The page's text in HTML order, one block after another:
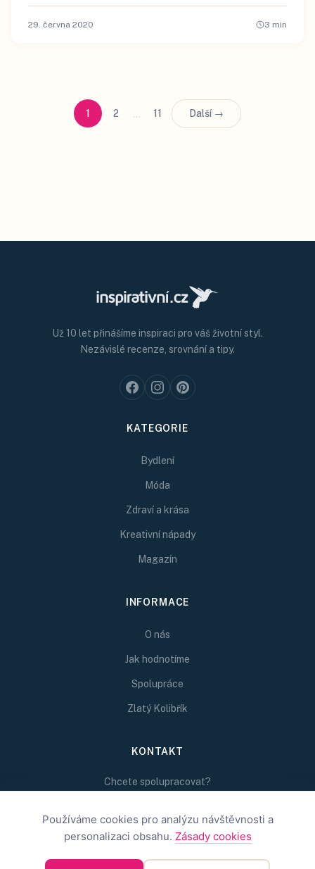
29. června 2020 3 min
1 2 … 11 Další →
Už 10 let přinášíme inspiraci pro váš životní styl.
Nezávislé recenze, srovnání a tipy.
KATEGORIE
Bydlení
Móda
Zdraví a krása
Kreativní nápady
Magazín
INFORMACE
O nás
Jak hodnotíme
Spolupráce
Zlatý Kolibřík
KONTAKT
Chcete spolupracovat?
redakce@inspirativni.cz
Používáme cookies pro analýzu návštěvnosti a
personalizaci obsahu. Zásady cookies